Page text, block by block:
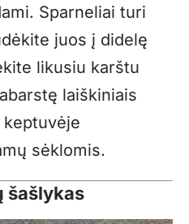
Sparneliai turi
juos į didelę
likusiu karštu
laiškiniais
sėklomis.
šašlykas